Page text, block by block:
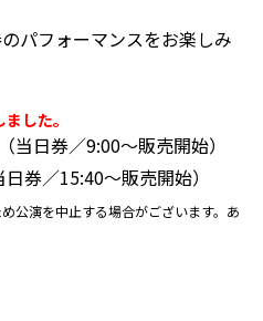
パフォーマンスをお楽しみ
した。
日券／9:00〜販売開始）
券／15:40〜販売開始）
公演を中止する場合がございます。あ